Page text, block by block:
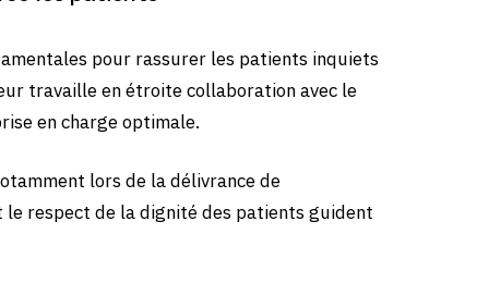
pour rassurer les patients inquiets
travaille en étroite collaboration avec le
en charge optimale.
lors de la délivrance de
respect de la dignité des patients guident